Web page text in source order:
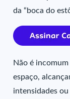
da “boca do
Não é
espaço,
intensidades